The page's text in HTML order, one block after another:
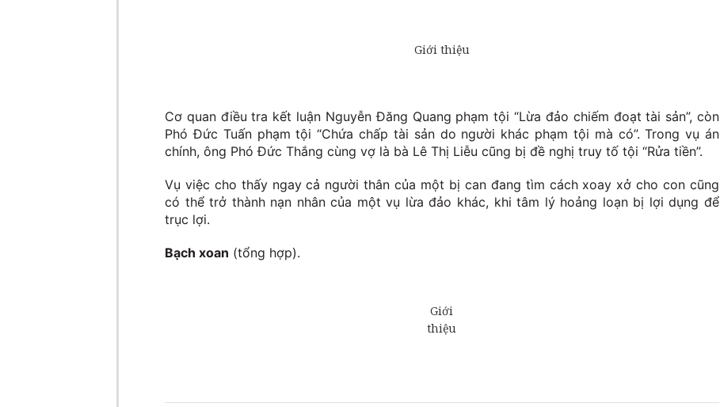
Cơ quan điều tra kết luận Nguyễn Đăng Quang phạm tội “Lừa đảo chiếm đoạt tài sản”, còn
Phó Đức Tuấn phạm tội “Chứa chấp tài sản do người khác phạm tội mà có”. Trong vụ án
chính, ông Phó Đức Thắng cùng vợ là bà Lê Thị Liễu cũng bị đề nghị truy tố tội “Rửa tiền”.
Vụ việc cho thấy ngay cả người thân của một bị can đang tìm cách xoay xở cho con cũng
có thể trở thành nạn nhân của một vụ lừa đảo khác, khi tâm lý hoảng loạn bị lợi dụng để
trục lợi.
Bạch xoan (tổng hợp).